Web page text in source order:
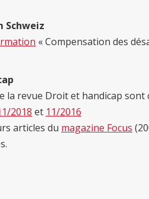
Schweiz
« Compensation des
la revue Droit et handicap sont
2018 et 11/2016
articles du magazine Focus